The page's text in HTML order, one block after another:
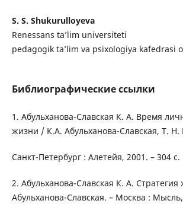
S. S. Shukurulloyeva
Renessans ta’lim universiteti
pedagogik ta’lim va psixologiya kafedrasi
Библиографические ссылки
1. Абульханова-Славская К. А. Время
жизни / К.А. Абульханова-Славская, Т. Н.
Санкт-Петербург : Алетейя, 2001. – 304 с.
2. Абульханова-Славская К. А.
Абульханова-Славская. – Москва :